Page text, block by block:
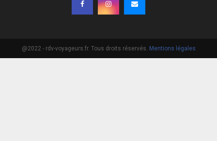
@2022 - rdv-voyageurs.fr. Tous droits réservés. Mentions légales